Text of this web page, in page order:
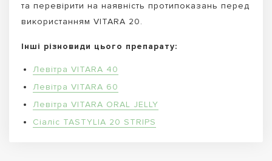
та перевірити на наявність протипоказань перед
використанням VITARA 20.
Інші різновиди цього препарату:
Левітра VITARA 40
Левітра VITARA 60
Левітра VITARA ORAL JELLY
Сіаліс TASTYLIA 20 STRIPS